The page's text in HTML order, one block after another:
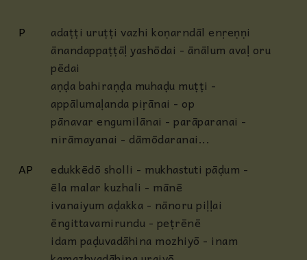
P
adaṭṭi uruṭṭi vazhi koṇarndāl enṛeṇṇi
ānandappaṭṭāḷ yashōdai - ānālum avaḷ oru
pēdai
aṇḍa bahiraṇḍa muhaḍu muṭṭi -
appālumaḷanda piṛānai - op
pānavar engumilānai - parāparanai -
nirāmayanai - dāmōdaranai...
AP
edukkēdō sholli - mukhastuti pāḍum -
ēla malar kuzhali - mānē
ivanaiyum aḍakka - nānoru piḷḷai
ēngittavamirundu - peṭrēnē
idam paḍuvadāhina mozhiyō - inam